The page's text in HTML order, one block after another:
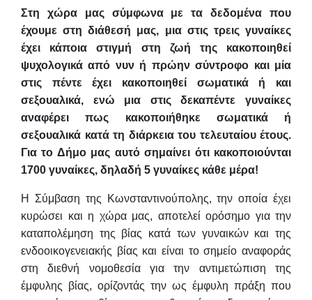
Στη χώρα μας σύμφωνα με τα δεδομένα που
έχουμε στη διάθεσή μας, μια στις τρεις γυναίκες
έχει κάποια στιγμή στη ζωή της κακοποιηθεί
ψυχολογικά από νυν ή πρώην σύντροφο και μία
στις πέντε έχει κακοποιηθεί σωματικά ή και
σεξουαλικά, ενώ μια στις δεκαπέντε γυναίκες
αναφέρει πως κακοποιήθηκε σωματικά ή
σεξουαλικά κατά τη διάρκεια του τελευταίου έτους.
Για το Δήμο μας αυτό σημαίνει ότι κακοποιούνται
1700 γυναίκες, δηλαδή 5 γυναίκες κάθε μέρα!
Η Σύμβαση της Κωνσταντινούπολης, την οποία έχει
κυρώσει και η χώρα μας, αποτελεί ορόσημο για την
καταπολέμηση της βίας κατά των γυναικών και της
ενδοοικογενειακής βίας και είναι το σημείο αναφοράς
στη διεθνή νομοθεσία για την αντιμετώπιση της
έμφυλης βίας, ορίζοντάς την ως έμφυλη πράξη που